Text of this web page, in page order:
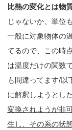
比熱の変化とは物
じゃないか、単位
一般に対象物体の
てるので、この時
は温度だけの関数
も間違ってます/以
に解釈しようとし
変換されようが非
生し、その系の状